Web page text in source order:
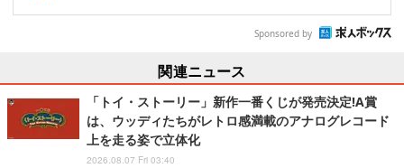
Sponsored by
関連ニュース
「トイ・ストーリー」新作一番くじが発売決定!A賞
は、ウッディたちがレトロ感満載のアナログレコード
上を走る姿で立体化
2026.08.07 Fri 03:40